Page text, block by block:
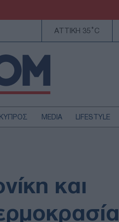
ΑΤΤΙΚΗ 35°C
ΚΥΠΡΟΣ MEDIA LIFESTYLE
ΤΕΧΝΟΛΟΓΙΑ
και